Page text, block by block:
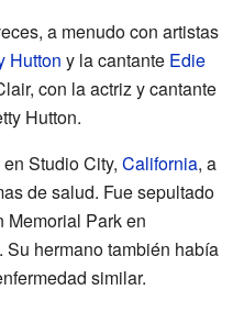
a menudo con artistas
Hutton y la cantante Edie
con la actriz y cantante
Hutton.
Studio City, California, a
de salud. Fue sepultado
Memorial Park en
. Su hermano también había
similar.